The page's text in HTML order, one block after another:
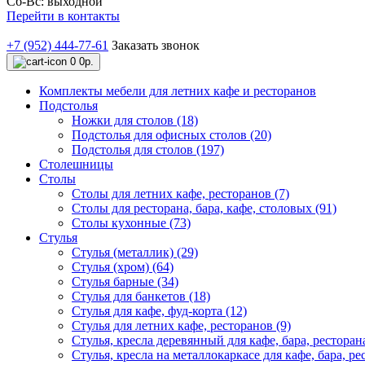
Перейти в контакты
+7 (952) 444-77-61 Заказать звонок
0 0р.
Комплекты мебели для летних кафе и ресторанов
Подстолья
Ножки для столов (18)
Подстолья для офисных столов (20)
Подстолья для столов (197)
Столешницы
Столы
Столы для летних кафе, ресторанов (7)
Столы для ресторана, бара, кафе, столовых (91)
Столы кухонные (73)
Стулья
Стулья (металлик) (29)
Стулья (хром) (64)
Стулья барные (34)
Стулья для банкетов (18)
Стулья для кафе, фуд-корта (12)
Стулья для летних кафе, ресторанов (9)
Стулья, кресла деревянный для кафе, бара,
Стулья, кресла на металлокаркасе для кафе, бара,